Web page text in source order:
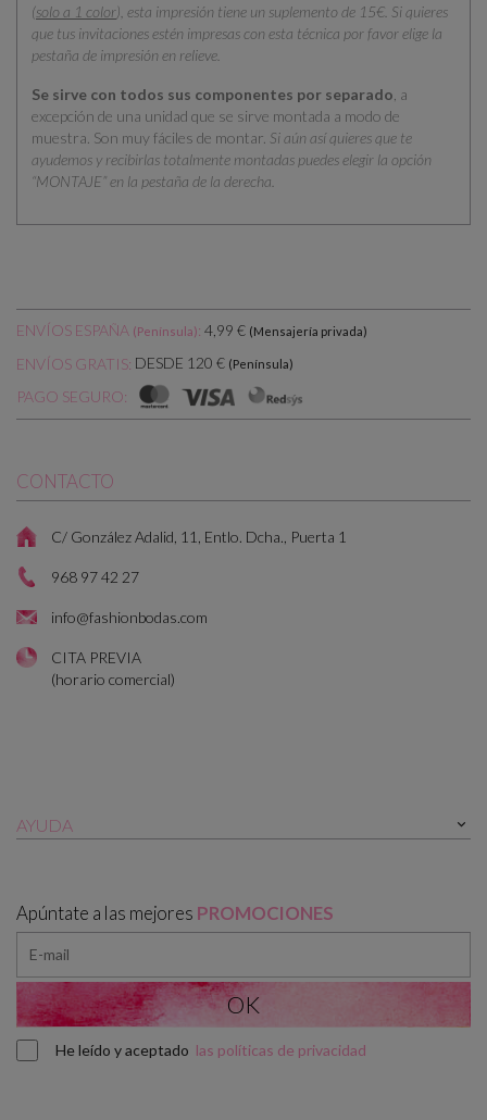
(solo a 1 color), esta impresión tiene un suplemento de 15€. Si quieres
que tus invitaciones estén impresas con esta técnica por favor elige la
pestaña de impresión en relieve.
Se sirve con todos sus componentes por separado , a
excepción de una unidad que se sirve montada a modo de
muestra. Son muy fáciles de montar. Si aún así quieres que te
ayudemos y recibirlas totalmente montadas puedes elegir la opción
“MONTAJE” en la pestaña de la derecha.
ENVÍOS ESPAÑA (Península): 4,99 € (Mensajería privada)
ENVÍOS GRATIS: DESDE 120 € (Península)
PAGO SEGURO:
CONTACTO
C/ González Adalid, 11, Entlo. Dcha., Puerta 1
968 97 42 27
info@fashionbodas.com
CITA PREVIA
(horario comercial)
AYUDA 
Apúntate a las mejores PROMOCIONES
He leído y aceptado las políticas de privacidad